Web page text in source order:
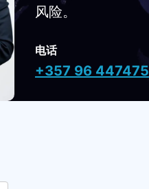
风险。
电话
+357 96 447475